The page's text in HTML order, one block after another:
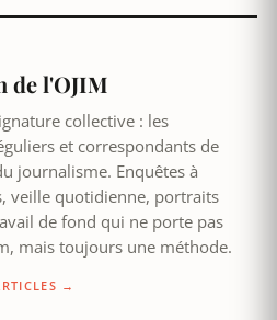
de l'OJIM
collective : les
et correspondants de
journalisme. Enquêtes à
veille quotidienne, portraits
de fond qui ne porte pas
mais toujours une méthode.
→